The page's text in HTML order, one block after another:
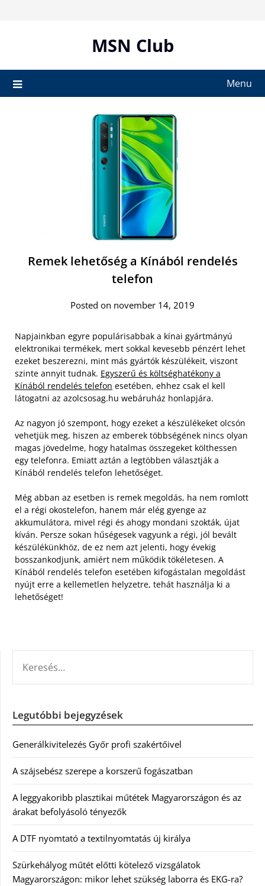
MSN Club
Menu
Remek lehetőség a Kínából rendelés
telefon
Posted on november 14, 2019
Napjainkban egyre populárisabbak a kínai gyártmányú
elektronikai termékek, mert sokkal kevesebb pénzért lehet
ezeket beszerezni, mint más gyártók készülékeit, viszont
szinte annyit tudnak. Egyszerű és költséghatékony a
Kínából rendelés telefon esetében, ehhez csak el kell
látogatni az azolcsosag.hu webáruház honlapjára.
Az nagyon jó szempont, hogy ezeket a készülékeket olcsón
vehetjük meg, hiszen az emberek többségének nincs olyan
magas jövedelme, hogy hatalmas összegeket költhessen
egy telefonra. Emiatt aztán a legtöbben választják a
Kínából rendelés telefon lehetőséget.
Még abban az esetben is remek megoldás, ha nem romlott
el a régi okostelefon, hanem már elég gyenge az
akkumulátora, mivel régi és ahogy mondani szokták, újat
kíván. Persze sokan hűségesek vagyunk a régi, jól bevált
készülékünkhöz, de ez nem azt jelenti, hogy évekig
bosszankodjunk, amiért nem működik tökéletesen. A
Kínából rendelés telefon esetében kifogástalan megoldást
nyújt erre a kellemetlen helyzetre, tehát használja ki a
lehetőséget!
Legutóbbi bejegyzések
Generálkivitelezés Győr profi szakértőivel
A szájsebész szerepe a korszerű fogászatban
A leggyakoribb plasztikai műtétek Magyarországon és az
árakat befolyásoló tényezők
A DTF nyomtató a textilnyomtatás új királya
Szürkehályog műtét előtti kötelező vizsgálatok
Magyarországon: mikor lehet szükség laborra és EKG-ra?